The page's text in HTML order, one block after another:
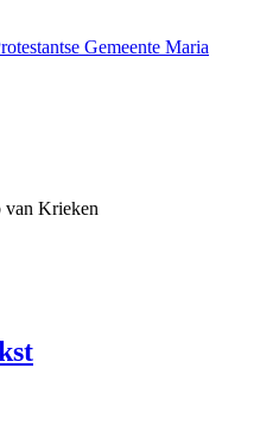
Gemeente Maria
van Krieken